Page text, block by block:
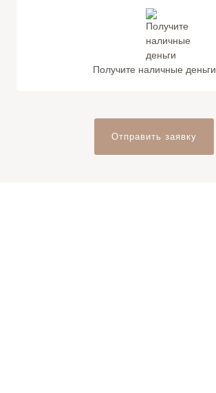
Получите наличные деньги
Отправить заявку